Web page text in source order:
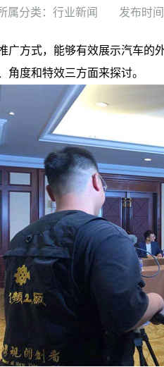
属分类：行业新闻 发布时
广方式，能够有效展示汽车
度和特效三方面来探讨。